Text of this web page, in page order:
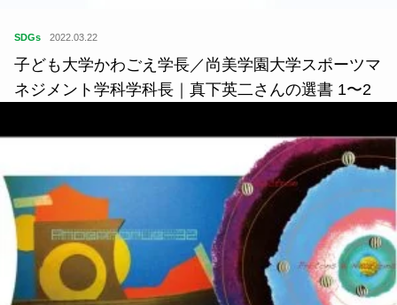
SDGs 2022.03.22
子ども大学かわごえ学長／尚美学園大学スポーツマ
ネジメント学科学科長｜真下英二さんの選書 1〜2